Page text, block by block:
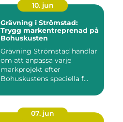
10. jun
Grävning i Strömstad:
Trygg markentreprenad på
Bohuskusten
Grävning Strömstad handlar
om att anpassa varje
markprojekt efter
Bohuskustens speciella f...
07. jun